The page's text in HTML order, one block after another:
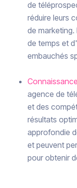
de
réduire leurs
de
de temps et
embauchés
agence de
et des
résultats
approfondie
et peuvent
pour obtenir